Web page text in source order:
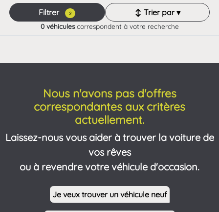
Filtrer 2 ↕ Trier par ▾
0 véhiculescorrespondent à votre recherche
Nous n'avons pas d'offres
correspondantes aux critères
actuellement.
Laissez-nous vous aider à trouver la voiture de
vos rêves
ou à revendre votre véhicule d'occasion.
Je veux trouver un véhicule neuf